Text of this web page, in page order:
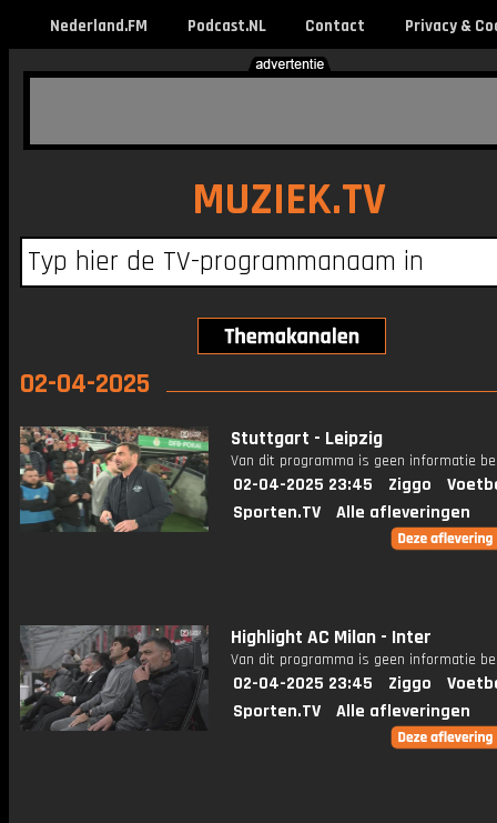
Nederland.FM Podcast.NL Contact Privacy &
MUZIEK.TV
02-04-2025
Stuttgart - Leipzig
Van dit programma is geen informatie
02-04-2025 23:45 Ziggo
Sporten.TV
Alle afleveringen
Highlight AC Milan - Inter
Van dit programma is geen informatie
02-04-2025 23:45 Ziggo
Sporten.TV
Alle afleveringen